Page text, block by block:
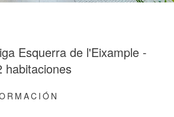
Esquerra de l'Eixample -
habitaciones